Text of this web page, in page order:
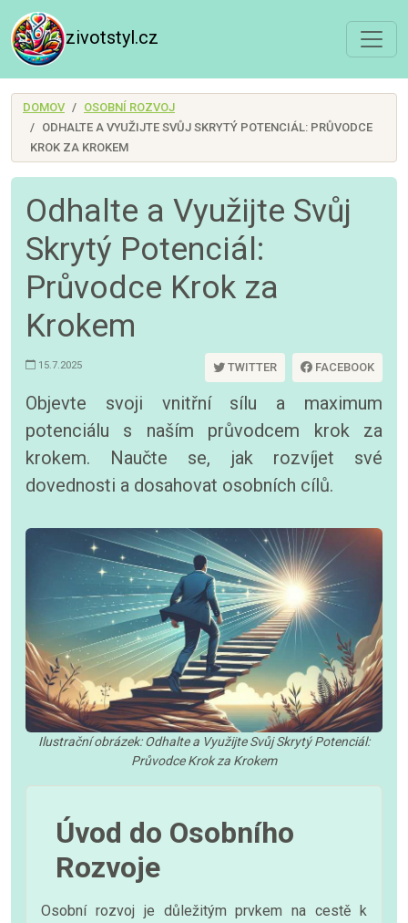
zivotstyl.cz
DOMOV
OSOBNÍ ROZVOJ
ODHALTE A VYUŽIJTE SVŮJ SKRYTÝ POTENCIÁL: PRŮVODCE
KROK ZA KROKEM
Odhalte a Využijte Svůj
Skrytý Potenciál:
Průvodce Krok za
Krokem
15.7.2025 TWITTER FACEBOOK
Objevte svoji vnitřní sílu a maximum
potenciálu s naším průvodcem krok za
krokem. Naučte se, jak rozvíjet své
dovednosti a dosahovat osobních cílů.
Ilustrační obrázek: Odhalte a Využijte Svůj Skrytý Potenciál:
Průvodce Krok za Krokem
Úvod do Osobního
Rozvoje
Osobní rozvoj je důležitým prvkem na cestě k